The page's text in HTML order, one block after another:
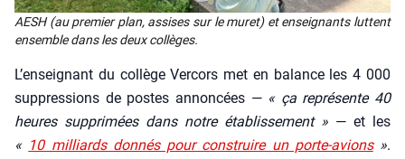
AESH (au pre­mier plan, assises sur le muret) et ensei­gnants luttent
ensemble dans les deux col­lèges.
L’en­sei­gnant du col­lège Ver­cors met en balance les 4 000
sup­pres­sions de postes annon­cées — « ça repré­sente 40
heures sup­pri­mées dans notre éta­blis­se­ment » — et les
« 10 mil­liards don­nés pour construire un porte-avions».